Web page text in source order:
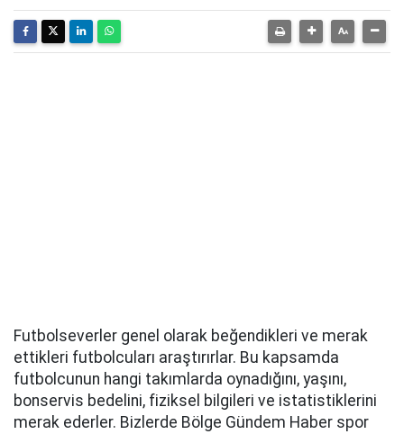
Futbolseverler genel olarak beğendikleri ve merak
ettikleri futbolcuları araştırırlar. Bu kapsamda
futbolcunun hangi takımlarda oynadığını, yaşını,
bonservis bedelini, fiziksel bilgileri ve istatistiklerini
merak ederler. Bizlerde Bölge Gündem Haber spor